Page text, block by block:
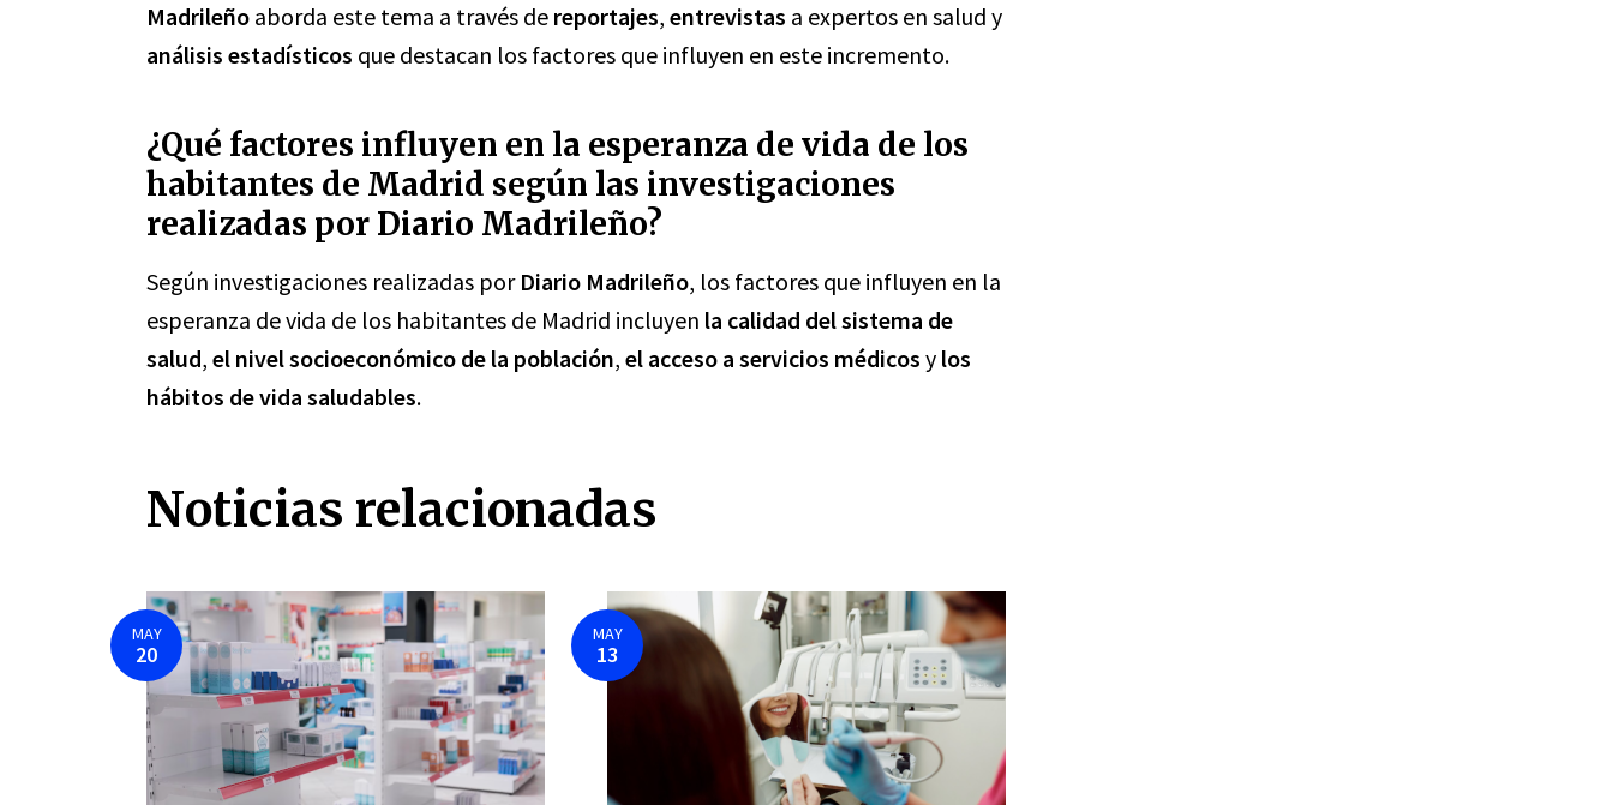
Madrileño aborda este tema a través de reportajes, entrevistas a expertos en salud y
análisis estadísticos que destacan los factores que influyen en este incremento.
¿Qué factores influyen en la esperanza de vida de los
habitantes de Madrid según las investigaciones
realizadas por Diario Madrileño?
Según investigaciones realizadas por Diario Madrileño, los factores que influyen en la
esperanza de vida de los habitantes de Madrid incluyen la calidad del sistema de
salud, el nivel socioeconómico de la población, el acceso a servicios médicos y los
hábitos de vida saludables.
Noticias relacionadas
MAY
20
MAY
13